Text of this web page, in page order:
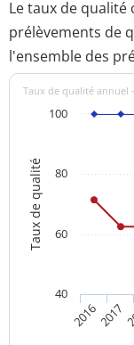
Le taux de
prélèvements de
l'ensemble des
Taux de qualité
Taux de qualité annuel
20162017
40
60
80
100